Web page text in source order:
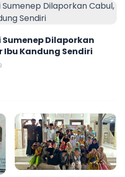
Sumenep Dilaporkan
Kandung Sendiri